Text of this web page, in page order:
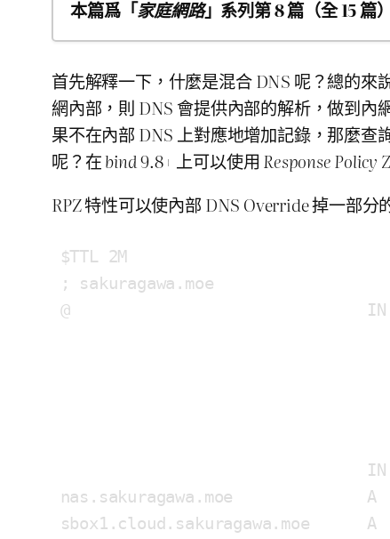
本篇爲「家庭網路」系列第 8 篇（全 15 篇
入手 Linksys WRT1900AC 作爲 AP，刷
闖入聯通定製烽火 HG220G-U（WO-36
也許是最折騰的（隨身）迷你伺服器：
也許是最折騰的（隨身）迷你伺服器：
也許是最折騰的（隨身）迷你伺服器：裝
在國科大（UCAS）宿舍配置 IPv6 穿透
使用 bind9 建置混合 DNS（Response
斐訊 K2T 開箱與動手艹（動手玩）
Huawei B315s-936 4G LTE CPE 開箱與動
透過 VLAN 從不同出口獲得 IPv4/IPv6
關於半夜艹貓的這檔事：中興 ZTE
修復 OpenWRT 上 Clash（
首先解釋一下，什麼是混合 DNS 呢？總的
網內部，則 DNS 會提供內部的解析，做到
果不在內部 DNS 上對應地增加記錄，那麼
呢？在bind9.8+ 上可以使用 Response Policy
RPZ 特性可以使內部 DNS Override 掉一部
$TTL 2M
; sakuragawa.moe
@                               IN
nas.sakuragawa.moe
sbox1.cloud.sakuragawa.moe